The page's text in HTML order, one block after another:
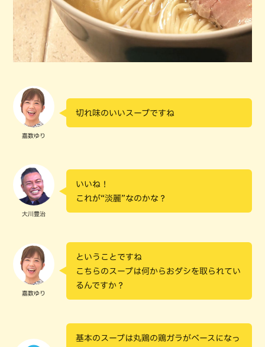
嘉数ゆり
切れ味のいいスープですね
大川豊治
いいね！
これが“淡麗”なのかな？
嘉数ゆり
ということですね
こちらのスープは何からおダシを取られてい
るんですか？
基本のスープは丸鶏の鶏ガラがベースになっ